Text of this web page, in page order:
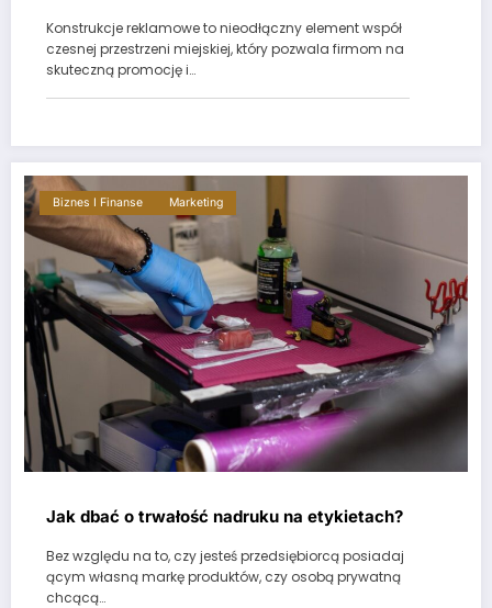
Konstrukcje reklamowe to nieodłączny element współ
czesnej przestrzeni miejskiej, który pozwala firmom na
skuteczną promocję i…
Biznes I Finanse Marketing
Jak dbać o trwałość nadruku na etykietach?
Bez względu na to, czy jesteś przedsiębiorcą posiadaj
ącym własną markę produktów, czy osobą prywatną
chcącą…